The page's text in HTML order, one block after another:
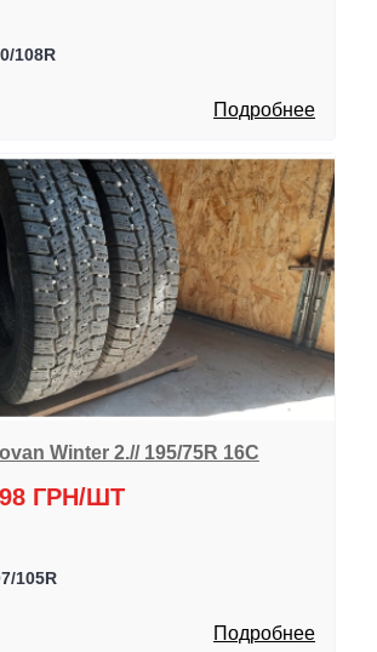
108R
Подробнее
Winter 2.// 195/75R 16C
ГРН/ШТ
105R
Подробнее